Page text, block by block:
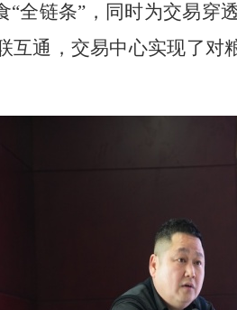
“全链条”，同时为交易
互通，交易中心实现了